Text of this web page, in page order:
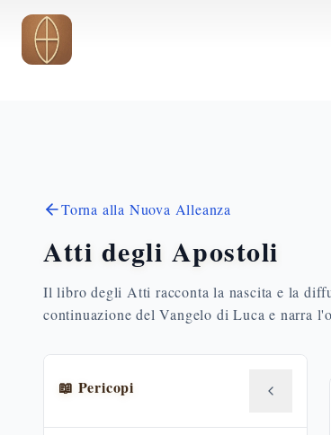
Vai al contenuto principale
Torna alla Nuova Alleanza
Atti degli Apostoli
Il libro degli Atti racconta la nascita e la
continuazione del Vangelo di Luca e narra
📖 Pericopi